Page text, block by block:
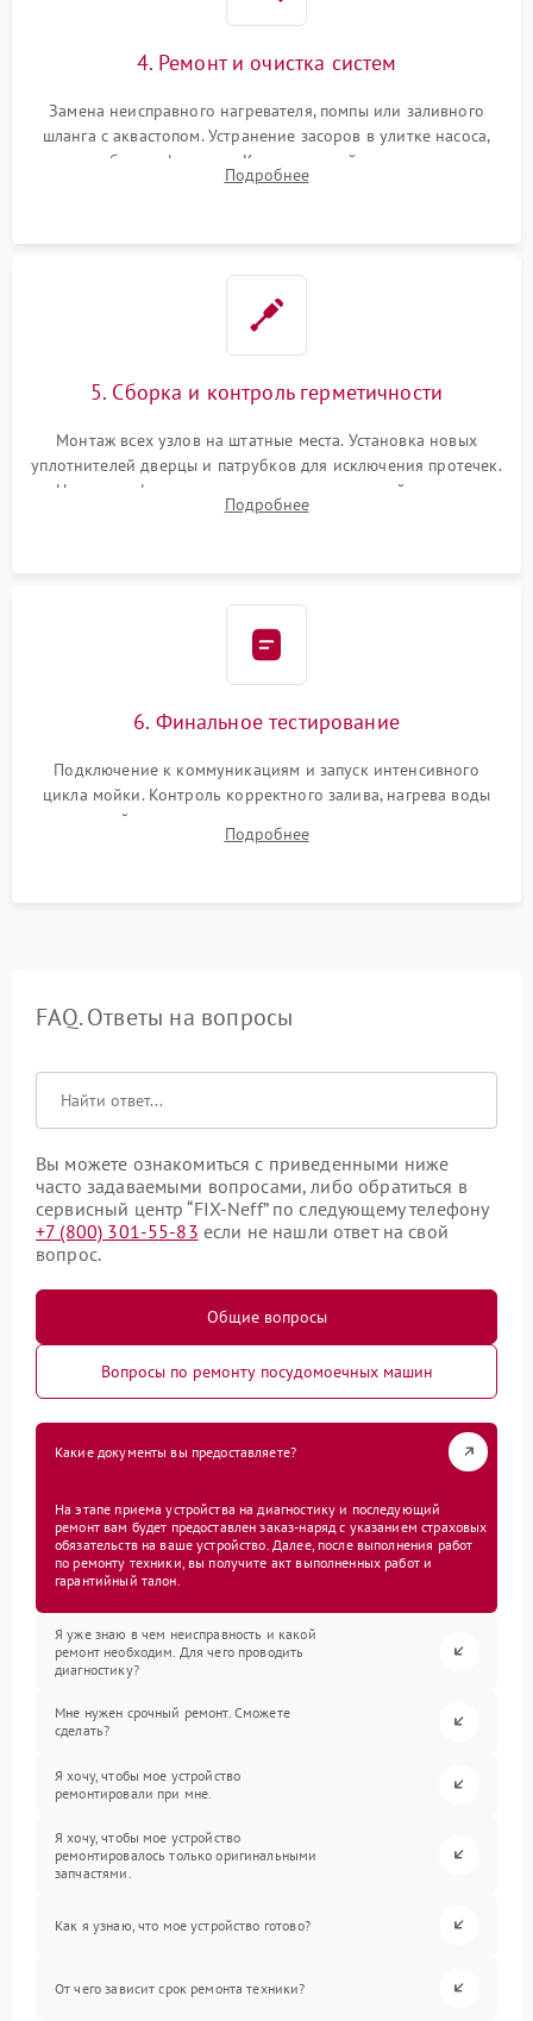
4. Ремонт и очистка систем
Замена неисправного нагревателя, помпы или заливного
шланга с аквастопом. Устранение засоров в улитке насоса,
патрубках и фильтрах. Компонентный ремонт платы
управления, восстановление поврежденной проводки.
Подробнее
5. Сборка и контроль герметичности
Монтаж всех узлов на штатные места. Установка новых
уплотнителей дверцы и патрубков для исключения протечек.
Надежная фиксация хомутов гидравлической системы,
сборка корпуса и установка датчика поплавка.
Подробнее
6. Финальное тестирование
Подключение к коммуникациям и запуск интенсивного
цикла мойки. Контроль корректного залива, нагрева воды
до нужной температуры, отсутствия посторонних шумов,
штатного слива и абсолютной сухости в поддоне.
Подробнее
FAQ. Ответы на вопросы
Вы можете ознакомиться с приведенными ниже
часто задаваемыми вопросами, либо обратиться в
сервисный центр “FIX-Neff” по следующему телефону
+7 (800) 301-55-83 если не нашли ответ на свой
вопрос.
Общие вопросы
Вопросы по ремонту посудомоечных машин
Какие документы вы предоставляете?
На этапе приема устройства на диагностику и последующий
ремонт вам будет предоставлен заказ-наряд с указанием страховых
обязательств на ваше устройство. Далее, после выполнения работ
по ремонту техники, вы получите акт выполненных работ и
гарантийный талон.
Я уже знаю в чем неисправность и какой
ремонт необходим. Для чего проводить
диагностику?
Мне нужен срочный ремонт. Сможете
сделать?
Я хочу, чтобы мое устройство
ремонтировали при мне.
Я хочу, чтобы мое устройство
ремонтировалось только оригинальными
запчастями.
Как я узнаю, что мое устройство готово?
От чего зависит срок ремонта техники?